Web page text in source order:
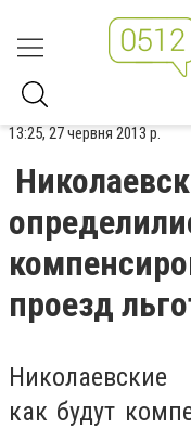
13:25, 27 червня 2013 р.
проезд
Николаевские
как будут